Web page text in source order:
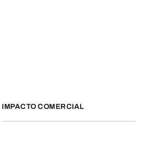
IMPACTO COMERCIAL